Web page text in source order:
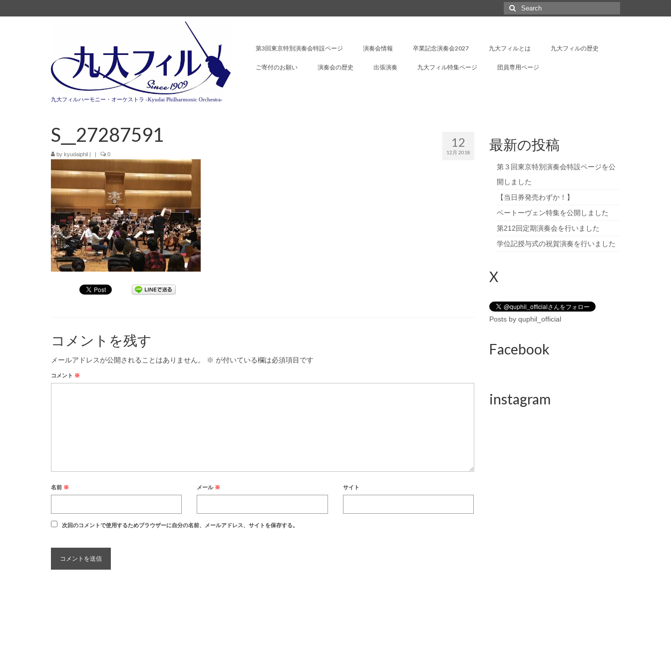
Search
for:
九大フィルハーモニー・オーケストラ -Kyudai Philharmonic Orchestra-
第3回東京特別演奏会特設ページ 演奏会情報 卒業記念演奏会2027 九大フィルとは 九大フィルの歴史
ご寄付のお願い 演奏会の歴史 出張演奏 九大フィル特集ページ 団員専用ページ
12
12月 2018
S__27287591
by kyudaiphil | | 0
コメントを残す
メールアドレスが公開されることはありません。 ※ が付いている欄は必須項目です
コメント ※
名前 ※ メール ※ サイト
次回のコメントで使用するためブラウザーに自分の名前、メールアドレス、サイトを保存する。
最新の投稿
第３回東京特別演奏会特設ページを公
開しました
【当日券発売わずか！】
ベートーヴェン特集を公開しました
第212回定期演奏会を行いました
学位記授与式の祝賀演奏を行いました
X
Posts by quphil_official
Facebook
instagram